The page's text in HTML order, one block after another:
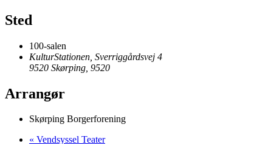
Sted
100-salen
KulturStationen, Sverriggårdsvej 4
9520 Skørping 9520
Arrangør
Skørping Borgerforening
« Vendsyssel Teater